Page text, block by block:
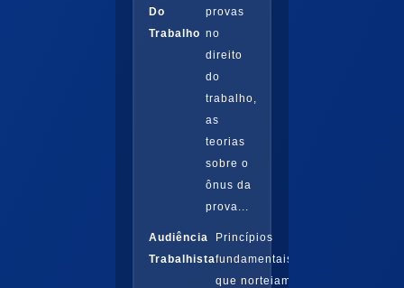
Do
Trabalho
provas
no
direito
do
trabalho,
as
teorias
sobre o
ônus da
prova...
Audiência
Trabalhista
Princípios
fundamentais
que norteiam